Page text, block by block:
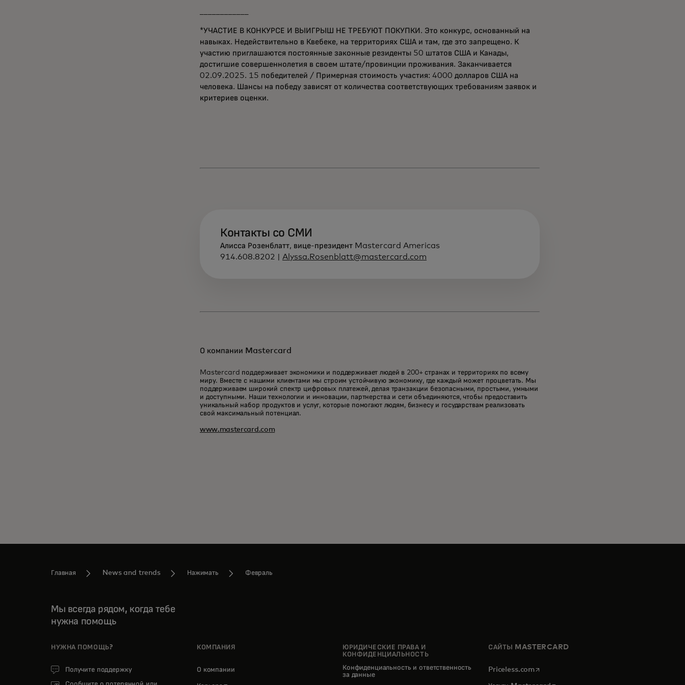
*УЧАСТИЕ В КОНКУРСЕ И ВЫИГРЫШ НЕ ТРЕБУЮТ ПОКУПКИ. Это конкурс, основанный на
навыках. Недействительно в Квебеке, на территориях США и там, где это запрещено. К
участию приглашаются постоянные законные резиденты 50 штатов США и Канады,
достигшие совершеннолетия в своем штате/провинции проживания. Заканчивается
02.09.2025. 15 победителей / Примерная стоимость участия: 4000 долларов США на
человека. Шансы на победу зависят от количества соответствующих требованиям заявок и
критериев оценки.
Контакты со СМИ
Алисса Розенблатт, вице-президент Mastercard Americas
914.608.8202 | Alyssa.Rosenblatt@mastercard.com
О компании Mastercard
Mastercard поддерживает экономики и поддерживает людей в 200+ странах и территориях по всему
миру. Вместе с нашими клиентами мы строим устойчивую экономику, где каждый может процветать. Мы
поддерживаем широкий спектр цифровых платежей, делая транзакции безопасными, простыми, умными
и доступными. Наши технологии и инновации, партнерства и сети объединяются, чтобы предоставить
уникальный набор продуктов и услуг, которые помогают людям, бизнесу и государствам реализовать
свой максимальный потенциал.
www.mastercard.com
Главная News and trends Нажимать Февраль
Мы всегда рядом, когда тебе
нужна помощь
НУЖНА ПОМОЩЬ?
Получите поддержку
КОМПАНИЯ
О компании
ЮРИДИЧЕСКИЕ ПРАВА И
КОНФИДЕНЦИАЛЬНОСТЬ
Конфиденциальность и ответственность
за данные
САЙТЫ MASTERCARD
Priceless.com opens in a new tab